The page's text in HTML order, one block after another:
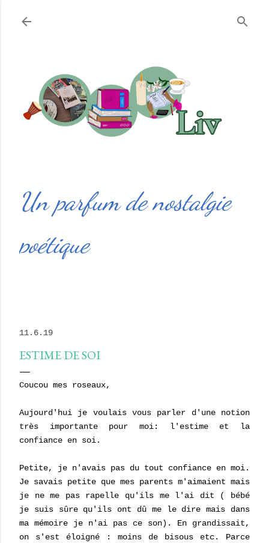
Un parfum de nostalgie
poétique
11.6.19
ESTIME DE SOI
Coucou mes roseaux,
Aujourd'hui je voulais vous parler d'une notion
très importante pour moi: l'estime et la
confiance en soi.
Petite, je n'avais pas du tout confiance en moi.
Je savais petite que mes parents m'aimaient mais
je ne me pas rapelle qu'ils me l'ai dit ( bébé
je suis sûre qu'ils ont dû me le dire mais dans
ma mémoire je n'ai pas ce son). En grandissait,
on s'est éloigné : moins de bisous etc. Parce